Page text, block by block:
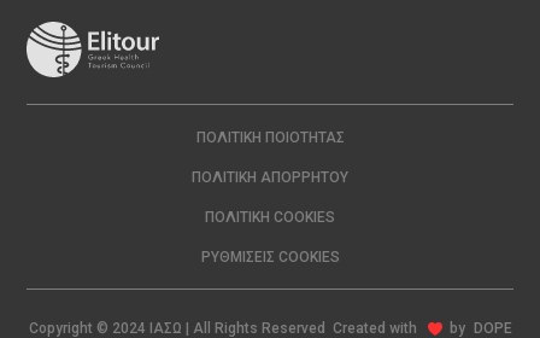
ΠΟΛΙΤΙΚΉ ΠΟΙΌΤΗΤΑΣ
ΠΟΛΙΤΙΚΉ ΑΠΟΡΡΉΤΟΥ
ΠΟΛΙΤΙΚΉ COOKIES
ΡΥΘΜΊΣΕΙΣ COOKIES
Copyright © 2024 ΙΑΣΩ | All Rights Reserved Created with by DOPE